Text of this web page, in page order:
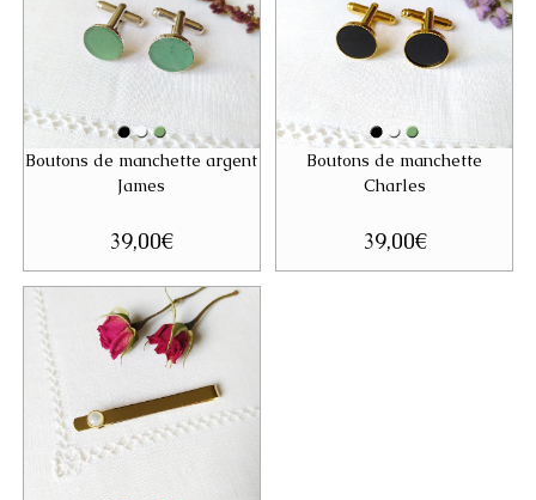
Boutons de manchette argent
James
39,00€
Boutons de manchette
Charles
39,00€